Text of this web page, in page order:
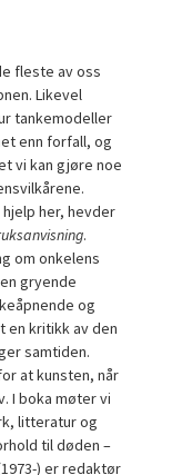
fleste av oss
Likevel
tankemodeller
enn forfall, og
vi kan gjøre noe
her, hevder
.
om onkelens
gryende
og
en kritikk av den
samtiden.
at kunsten, når
I boka møter vi
litteratur og
til døden –
) er redaktør